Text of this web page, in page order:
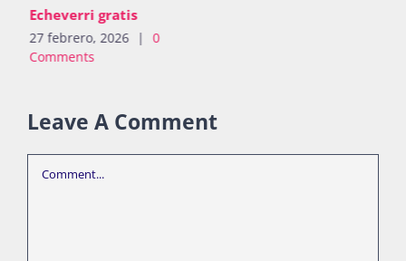
Echeverri gratis
27 febrero, 2026 | 0
Comments
Leave A Comment
Comment